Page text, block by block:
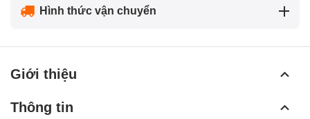
Hình thức vận chuyển
Giới thiệu
Thông tin